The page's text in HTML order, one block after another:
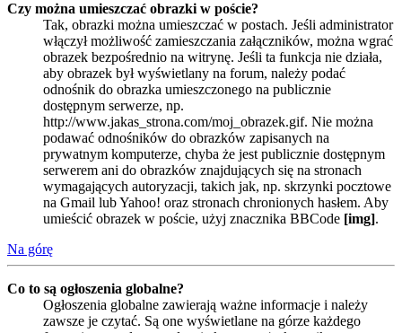
Czy można umieszczać obrazki w poście?
Tak, obrazki można umieszczać w postach. Jeśli administrator
włączył możliwość zamieszczania załączników, można wgrać
obrazek bezpośrednio na witrynę. Jeśli ta funkcja nie działa,
aby obrazek był wyświetlany na forum, należy podać
odnośnik do obrazka umieszczonego na publicznie
dostępnym serwerze, np.
http://www.jakas_strona.com/moj_obrazek.gif. Nie można
podawać odnośników do obrazków zapisanych na
prywatnym komputerze, chyba że jest publicznie dostępnym
serwerem ani do obrazków znajdujących się na stronach
wymagających autoryzacji, takich jak, np. skrzynki pocztowe
na Gmail lub Yahoo! oraz stronach chronionych hasłem. Aby
umieścić obrazek w poście, użyj znacznika BBCode [img].
Na górę
Co to są ogłoszenia globalne?
Ogłoszenia globalne zawierają ważne informacje i należy
zawsze je czytać. Są one wyświetlane na górze każdego